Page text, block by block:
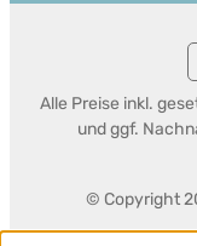
© Copyright
Alle Preise inkl.
und ggf.